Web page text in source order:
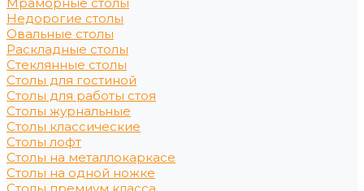
Недорогие столы
Овальные столы
Раскладные столы
Стеклянные столы
Столы для гостиной
Столы для работы стоя
Столы журнальные
Столы классические
Столы лофт
Столы на металлокаркасе
Столы на одной ножке